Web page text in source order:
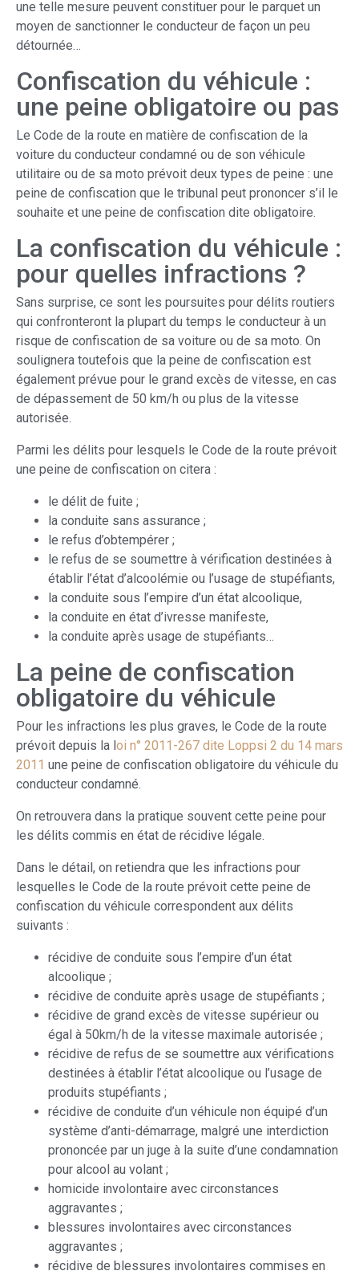
une telle mesure peuvent constituer pour le parquet un
moyen de sanctionner le conducteur de façon un peu
détournée…
Confiscation du véhicule :
une peine obligatoire ou pas
Le Code de la route en matière de confiscation de la
voiture du conducteur condamné ou de son véhicule
utilitaire ou de sa moto prévoit deux types de peine : une
peine de confiscation que le tribunal peut prononcer s’il le
souhaite et une peine de confiscation dite obligatoire.
La confiscation du véhicule :
pour quelles infractions ?
Sans surprise, ce sont les poursuites pour délits routiers
qui confronteront la plupart du temps le conducteur à un
risque de confiscation de sa voiture ou de sa moto. On
soulignera toutefois que la peine de confiscation est
également prévue pour le grand excès de vitesse, en cas
de dépassement de 50 km/h ou plus de la vitesse
autorisée.
Parmi les délits pour lesquels le Code de la route prévoit
une peine de confiscation on citera :
le délit de fuite ;
la conduite sans assurance ;
le refus d’obtempérer ;
le refus de se soumettre à vérification destinées à
établir l’état d’alcoolémie ou l’usage de stupéfiants,
la conduite sous l’empire d’un état alcoolique,
la conduite en état d’ivresse manifeste,
la conduite après usage de stupéfiants…
La peine de confiscation
obligatoire du véhicule
Pour les infractions les plus graves, le Code de la route
prévoit depuis la l oi n° 2011-267 dite Loppsi 2 du 14 mars
2011 une peine de confiscation obligatoire du véhicule du
conducteur condamné.
On retrouvera dans la pratique souvent cette peine pour
les délits commis en état de récidive légale.
Dans le détail, on retiendra que les infractions pour
lesquelles le Code de la route prévoit cette peine de
confiscation du véhicule correspondent aux délits
suivants :
récidive de conduite sous l’empire d’un état
alcoolique ;
récidive de conduite après usage de stupéfiants ;
récidive de grand excès de vitesse supérieur ou
égal à 50km/h de la vitesse maximale autorisée ;
récidive de refus de se soumettre aux vérifications
destinées à établir l’état alcoolique ou l’usage de
produits stupéfiants ;
récidive de conduite d’un véhicule non équipé d’un
système d’anti-démarrage, malgré une interdiction
prononcée par un juge à la suite d’une condamnation
pour alcool au volant ;
homicide involontaire avec circonstances
aggravantes ;
blessures involontaires avec circonstances
aggravantes ;
récidive de blessures involontaires commises en